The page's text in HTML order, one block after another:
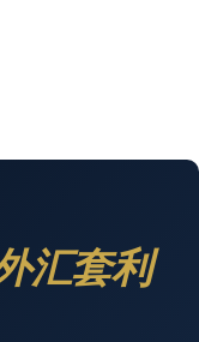
汇套利